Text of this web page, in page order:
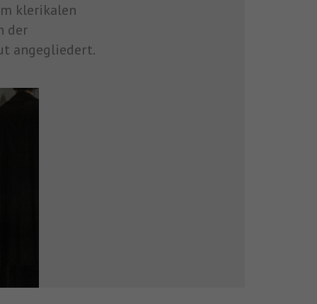
klerikalen
der
angegliedert.